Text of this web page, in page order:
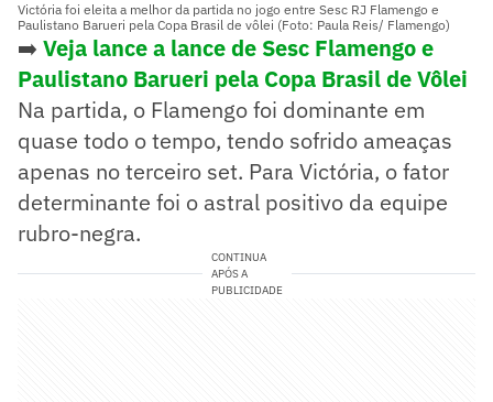
Victória foi eleita a melhor da partida no jogo entre Sesc RJ Flamengo e
Paulistano Barueri pela Copa Brasil de vôlei (Foto: Paula Reis/ Flamengo)
➡️ Veja lance a lance de Sesc Flamengo e
Paulistano Barueri pela Copa Brasil de Vôlei
Na partida, o Flamengo foi dominante em
quase todo o tempo, tendo sofrido ameaças
apenas no terceiro set. Para Victória, o fator
determinante foi o astral positivo da equipe
rubro-negra.
CONTINUA
APÓS A
PUBLICIDADE